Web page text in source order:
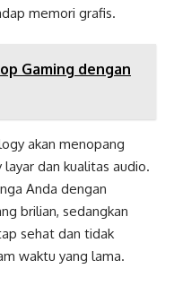
memori grafis.
Gaming dengan
akan menopang
dan kualitas audio.
Anda dengan
brilian, sedangkan
sehat dan tidak
waktu yang lama.